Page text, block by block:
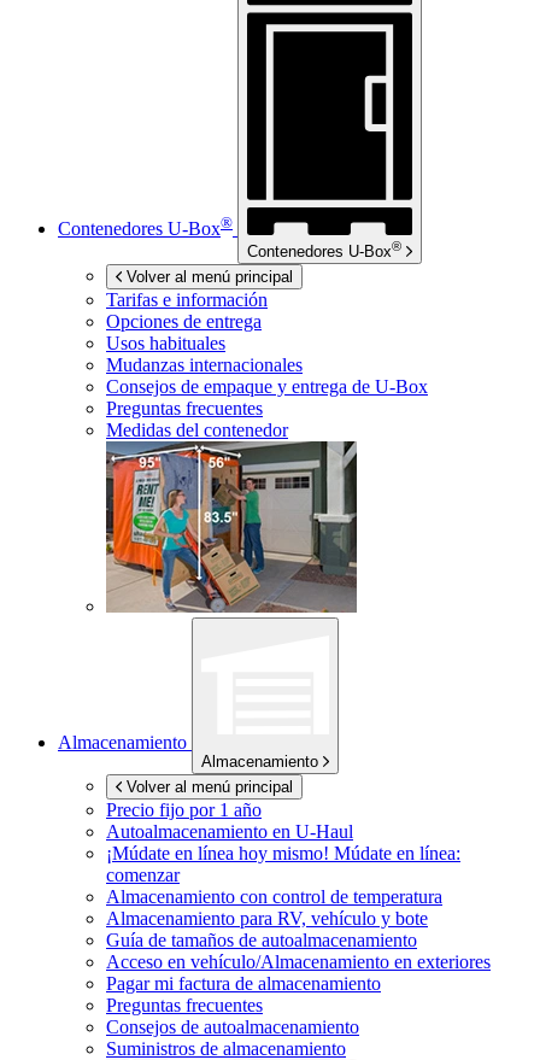
Contenedores U-Box®
Contenedores U-Box®
Volver al menú principal
Tarifas e información
Opciones de entrega
Usos habituales
Mudanzas internacionales
Consejos de empaque y entrega de U-Box
Preguntas frecuentes
Medidas del contenedor
Almacenamiento
Almacenamiento
Volver al menú principal
Precio fijo por 1 año
Autoalmacenamiento en U-Haul
¡Múdate en línea hoy mismo! Múdate en línea:
comenzar
Almacenamiento con control de temperatura
Almacenamiento para RV, vehículo y bote
Guía de tamaños de autoalmacenamiento
Acceso en vehículo/Almacenamiento en exteriores
Pagar mi factura de almacenamiento
Preguntas frecuentes
Consejos de autoalmacenamiento
Suministros de almacenamiento